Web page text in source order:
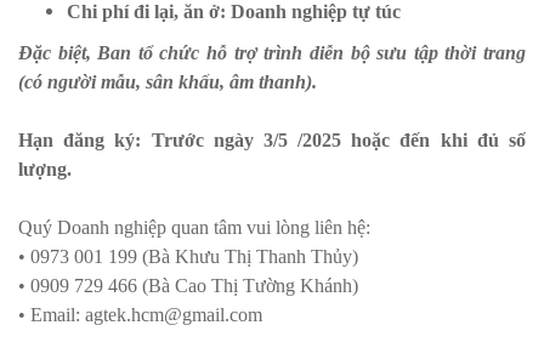
Chi phí đi lại, ăn ở: Doanh nghiệp tự túc
Đặc biệt, Ban tổ chức hỗ trợ trình diễn bộ sưu tập thời trang
(có người mẫu, sân khấu, âm thanh).
Hạn đăng ký: Trước ngày 3/5 /2025 hoặc đến khi đủ số
lượng.
Quý Doanh nghiệp quan tâm vui lòng liên hệ:
• 0973 001 199 (Bà Khưu Thị Thanh Thủy)
• 0909 729 466 (Bà Cao Thị Tường Khánh)
• Email: agtek.hcm@gmail.com